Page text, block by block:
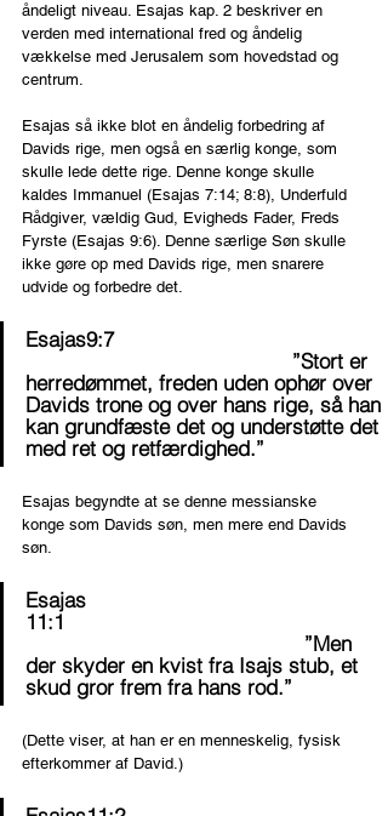
åndeligt niveau. Esajas kap. 2 beskriver en
verden med international fred og åndelig
vækkelse med Jerusalem som hovedstad og
centrum.
Esajas så ikke blot en åndelig forbedring af
Davids rige, men også en særlig konge, som
skulle lede dette rige. Denne konge skulle
kaldes Immanuel (Esajas 7:14; 8:8), Underfuld
Rådgiver, vældig Gud, Evigheds Fader, Freds
Fyrste (Esajas 9:6). Denne særlige Søn skulle
ikke gøre op med Davids rige, men snarere
udvide og forbedre det.
Esajas9:7
”Stort er
herredømmet, freden uden ophør over
Davids trone og over hans rige, så han
kan grundfæste det og understøtte det
med ret og retfærdighed.”
Esajas begyndte at se denne messianske
konge som Davids søn, men mere end Davids
søn.
Esajas
11:1
”Men
der skyder en kvist fra Isajs stub, et
skud gror frem fra hans rod.”
(Dette viser, at han er en menneskelig, fysisk
efterkommer af David.)